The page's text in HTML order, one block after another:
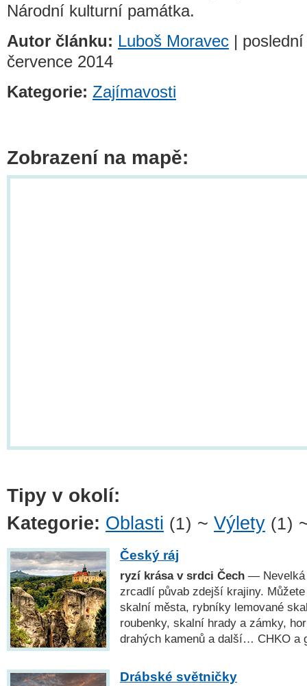
Národní kulturní památka.
Autor článku: Luboš Moravec |
července 2014
Kategorie: Zajímavosti
Zobrazení na mapě:
Tipy v okolí:
Kategorie: Oblasti (1) ~ Výlety (1)
Český ráj
ryzí krása v srdci Čech — Nevelká
zrcadlí půvab zdejší krajiny.
skalní města, rybníky lemované
roubenky, skalní hrady a zámky,
drahých kamenů a další… CHKO a
Drábské světničky